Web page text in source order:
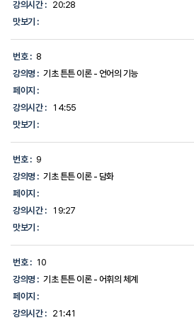
강의시간 :
20:28
맛보기 :
번호 : 8
강의명 : 기초 튼튼 이론 - 언어의 기능
페이지 :
강의시간 :
14:55
맛보기 :
번호 : 9
강의명 : 기초 튼튼 이론 - 담화
페이지 :
강의시간 :
19:27
맛보기 :
번호 : 10
강의명 : 기초 튼튼 이론 - 어휘의 체계
페이지 :
강의시간 :
21:41